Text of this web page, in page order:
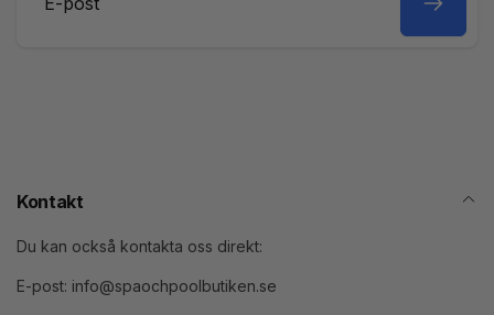
Kontakt
Du kan också kontakta oss direkt:
E-post: info@spaochpoolbutiken.se